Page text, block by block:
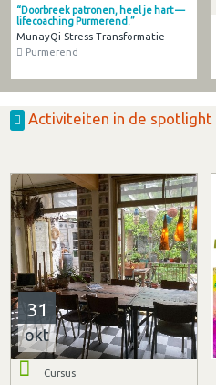
“Doorbreek patronen, heel je hart —
lifecoaching Purmerend.”
MunayQi Stress Transformatie
Purmerend
Activiteiten in de spotlight
31
okt
Cursus